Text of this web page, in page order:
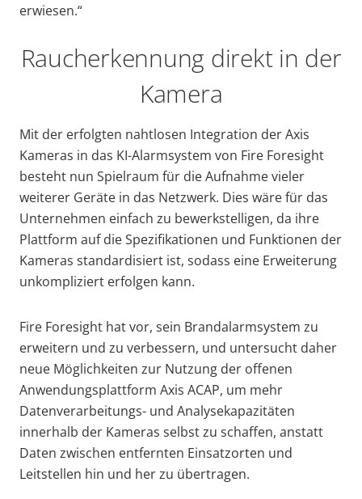
erwiesen.“
Raucherkennung direkt in der
Kamera
Mit der erfolgten nahtlosen Integration der Axis
Kameras in das KI-Alarmsystem von Fire Foresight
besteht nun Spielraum für die Aufnahme vieler
weiterer Geräte in das Netzwerk. Dies wäre für das
Unternehmen einfach zu bewerkstelligen, da ihre
Plattform auf die Spezifikationen und Funktionen der
Kameras standardisiert ist, sodass eine Erweiterung
unkompliziert erfolgen kann.
Fire Foresight hat vor, sein Brandalarmsystem zu
erweitern und zu verbessern, und untersucht daher
neue Möglichkeiten zur Nutzung der offenen
Anwendungsplattform Axis ACAP, um mehr
Datenverarbeitungs- und Analysekapazitäten
innerhalb der Kameras selbst zu schaffen, anstatt
Daten zwischen entfernten Einsatzorten und
Leitstellen hin und her zu übertragen.